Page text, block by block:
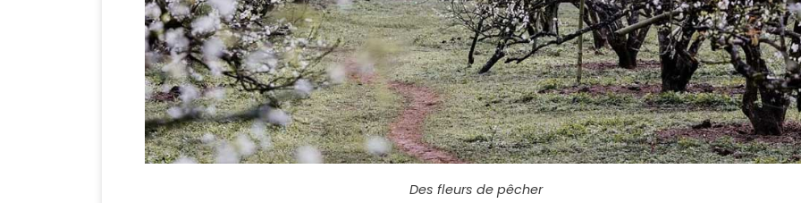
Des fleurs de pêcher